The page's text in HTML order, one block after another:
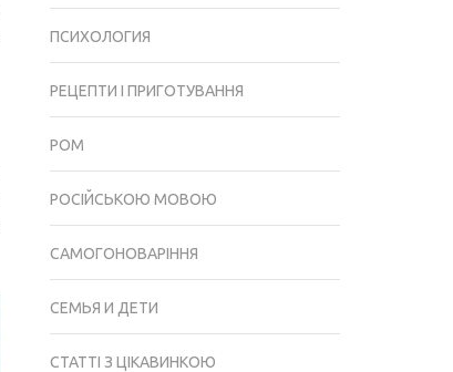
ПЕРЕВОДОВПСИХОЛОГИЯ
РЕЦЕПТИ І ПРИГОТУВАННЯ
РОМ
РОСІЙСЬКОЮ МОВОЮ
САМОГОНОВАРІННЯ
СЕМЬЯ И ДЕТИ
СТАТТІ З ЦІКАВИНКОЮ